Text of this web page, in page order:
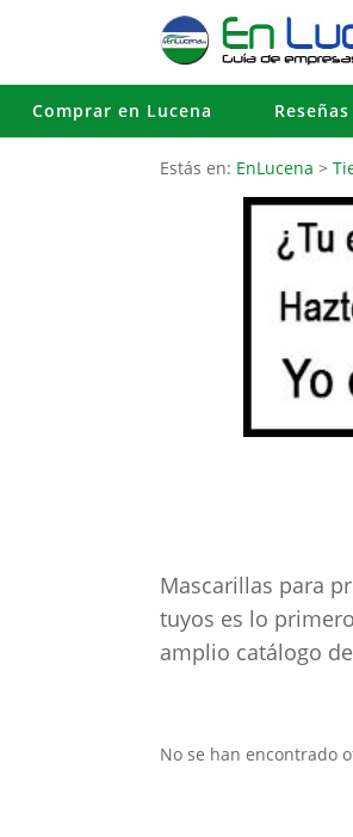
Comprar en Lucena Reseñas
Estás en: EnLucena >
Mascarillas para
tuyos es lo
amplio catálogo
No se han encontrado